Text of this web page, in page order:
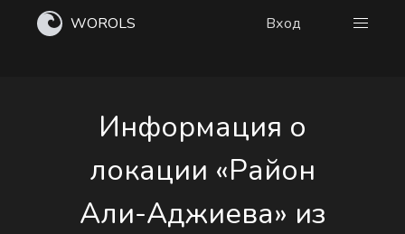
WOROLS Вход
Информация о
локации «Район
Али-Аджиева» из